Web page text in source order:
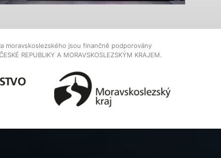
moravskoslezského jsou finančně podporovány
REPUBLIKY A MORAVSKOSLEZSKÝM KRAJEM.